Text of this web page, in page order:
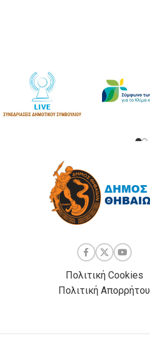
Πολιτική Cookies
Πολιτική Απορρήτου